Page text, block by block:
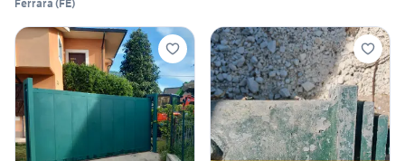
Ferrara (FE)